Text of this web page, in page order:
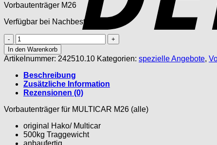
Vorbautenträger M26
Verfügbar bei Nachbestellung
Vorbautenträger
M26
Menge
In den Warenkorb
Artikelnummer: 242510.10 Kategorien: spezielle Angebote,
Beschreibung
Zusätzliche Information
Rezensionen (0)
Vorbautenträger für MULTICAR M26 (alle)
original Hako/ Multicar
500kg Traggewicht
anbaufertig